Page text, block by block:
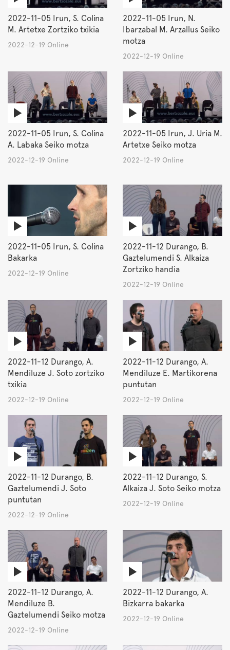
2022-11-05 Irun, S. Colina
M. Artetxe Zortziko txikia
2022-12-19 Online
2022-11-05 Irun, N.
Ibarzabal M. Arzallus Seiko
motza
2022-12-19 Online
2022-11-05 Irun, S. Colina
A. Labaka Seiko motza
2022-12-19 Online
2022-11-05 Irun, J. Uria M.
Artetxe Seiko motza
2022-12-19 Online
2022-11-05 Irun, S. Colina
Bakarka
2022-12-19 Online
2022-11-12 Durango, B.
Gaztelumendi S. Alkaiza
Zortziko handia
2022-12-19 Online
2022-11-12 Durango, A.
Mendiluze J. Soto zortziko
txikia
2022-12-19 Online
2022-11-12 Durango, A.
Mendiluze E. Martikorena
puntutan
2022-12-19 Online
2022-11-12 Durango, B.
Gaztelumendi J. Soto
puntutan
2022-12-19 Online
2022-11-12 Durango, S.
Alkaiza J. Soto Seiko motza
2022-12-19 Online
2022-11-12 Durango, A.
Mendiluze B.
Gaztelumendi Seiko motza
2022-12-19 Online
2022-11-12 Durango, A.
Bizkarra bakarka
2022-12-19 Online